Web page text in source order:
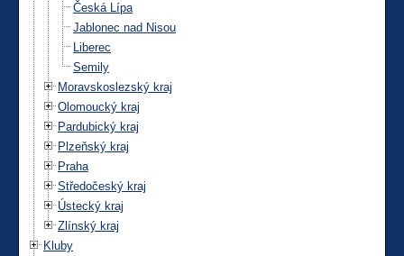
Česká Lípa
Jablonec nad Nisou
Liberec
Semily
Moravskoslezský kraj
Olomoucký kraj
Pardubický kraj
Plzeňský kraj
Praha
Středočeský kraj
Ústecký kraj
Zlínský kraj
Kluby